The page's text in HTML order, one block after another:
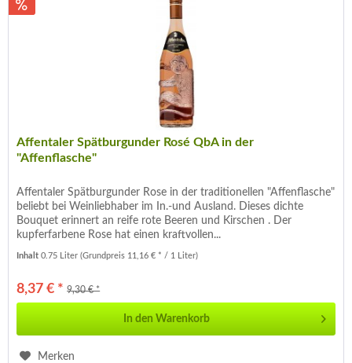
Affentaler Spätburgunder Rosé QbA in der
"Affenflasche"
Affentaler Spätburgunder Rose in der traditionellen "Affenflasche"
beliebt bei Weinliebhaber im In.-und Ausland. Dieses dichte
Bouquet erinnert an reife rote Beeren und Kirschen . Der
kupferfarbene Rose hat einen kraftvollen...
Inhalt0.75 Liter(Grundpreis 11,16 € * / 1 Liter)
8,37 € * 9,30 € *
In den Warenkorb
Merken